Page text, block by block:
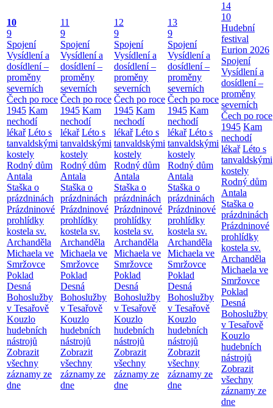
10
9
Spojení
Vysídlení a
dosídlení –
proměny
severních
Čech po roce
1945 Kam
nechodí
lékař Léto s
tanvaldskými
kostely
Rodný dům
Antala
Staška o
prázdninách
Prázdninové
prohlídky
kostela sv.
Archanděla
Michaela ve
Smržovce
Poklad
Desná
Bohoslužby
v Tesařově
Kouzlo
hudebních
nástrojů
Zobrazit
všechny
záznamy ze
dne
11
9
Spojení
Vysídlení a
dosídlení –
proměny
severních
Čech po roce
1945 Kam
nechodí
lékař Léto s
tanvaldskými
kostely
Rodný dům
Antala
Staška o
prázdninách
Prázdninové
prohlídky
kostela sv.
Archanděla
Michaela ve
Smržovce
Poklad
Desná
Bohoslužby
v Tesařově
Kouzlo
hudebních
nástrojů
Zobrazit
všechny
záznamy ze
dne
12
9
Spojení
Vysídlení a
dosídlení –
proměny
severních
Čech po roce
1945 Kam
nechodí
lékař Léto s
tanvaldskými
kostely
Rodný dům
Antala
Staška o
prázdninách
Prázdninové
prohlídky
kostela sv.
Archanděla
Michaela ve
Smržovce
Poklad
Desná
Bohoslužby
v Tesařově
Kouzlo
hudebních
nástrojů
Zobrazit
všechny
záznamy ze
dne
13
9
Spojení
Vysídlení a
dosídlení –
proměny
severních
Čech po roce
1945 Kam
nechodí
lékař Léto s
tanvaldskými
kostely
Rodný dům
Antala
Staška o
prázdninách
Prázdninové
prohlídky
kostela sv.
Archanděla
Michaela ve
Smržovce
Poklad
Desná
Bohoslužby
v Tesařově
Kouzlo
hudebních
nástrojů
Zobrazit
všechny
záznamy ze
dne
14
10
Hudební
festival
Eurion 2026
Spojení
Vysídlení a
dosídlení –
proměny
severních
Čech po roce
1945 Kam
nechodí
lékař Léto s
tanvaldskými
kostely
Rodný dům
Antala
Staška o
prázdninách
Prázdninové
prohlídky
kostela sv.
Archanděla
Michaela ve
Smržovce
Poklad
Desná
Bohoslužby
v Tesařově
Kouzlo
hudebních
nástrojů
Zobrazit
všechny
záznamy ze
dne